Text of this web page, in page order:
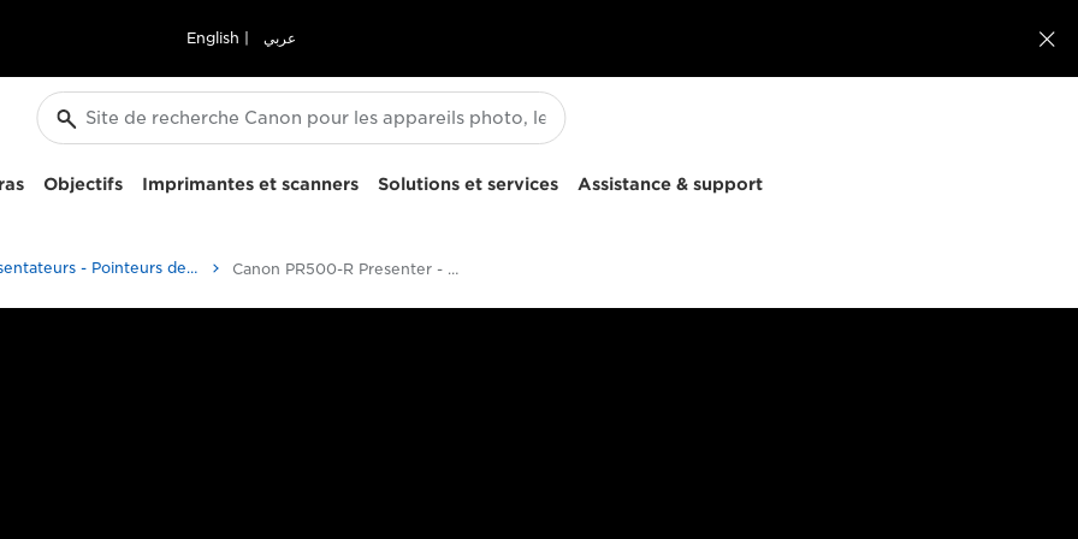
English عربي 
Objectifs Imprimantes et scanners Solutions et services Assistance & support
Présentateurs - Pointeurs de présentation sans fil Canon PR500-R Presenter - Présentateurs - Pointeurs de présentation sans fil